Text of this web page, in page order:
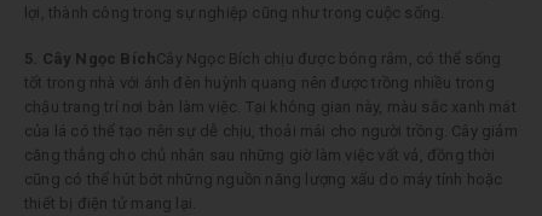
lợi, thành công trong sự nghiệp cũng như trong cuộc sống.
5. Cây Ngọc BíchCây Ngọc Bích chịu được bóng râm, có thể sống
tốt trong nhà với ánh đèn huỳnh quang nên được trồng nhiều trong
chậu trang trí nơi bàn làm việc. Tại không gian này, màu sắc xanh mát
của lá có thể tạo nên sự dễ chịu, thoải mái cho người trồng. Cây giảm
căng thẳng cho chủ nhân sau những giờ làm việc vất vả, đồng thời
cũng có thể hút bớt những nguồn năng lượng xấu do máy tính hoặc
thiết bị điện tử mang lại.